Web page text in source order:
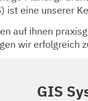
ist eine unserer
auf ihnen
wir erfolgreich
GIS